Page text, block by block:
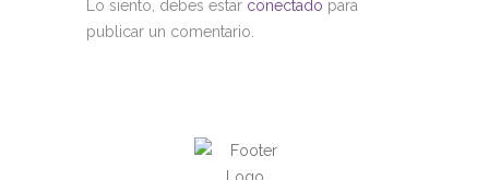
Lo siento, debes estar conectado para
publicar un comentario.